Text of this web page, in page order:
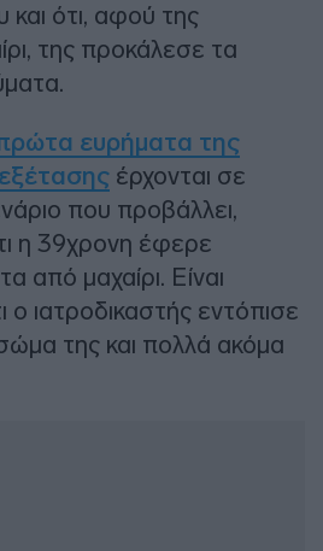
ότι, αφού της
της προκάλεσε τα
ευρήματα της
έρχονται σε
που προβάλλει,
η 39χρονη έφερε
από μαχαίρι. Είναι
ο ιατροδικαστής εντόπισε
της και πολλά ακόμα